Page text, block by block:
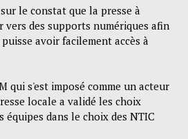
le constat que la presse à
des supports numériques afin
avoir facilement accès à
qui s'est imposé comme un acteur
locale a validé les choix
dans le choix des NTIC